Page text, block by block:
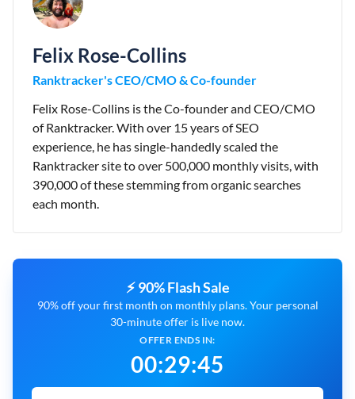
Felix Rose-Collins
Ranktracker's CEO/CMO & Co-founder
Felix Rose-Collins is the Co-founder and CEO/CMO
of Ranktracker. With over 15 years of SEO
experience, he has single-handedly scaled the
Ranktracker site to over 500,000 monthly visits, with
390,000 of these stemming from organic searches
each month.
⚡ 90% Flash Sale
90% off your first month on monthly plans. Your personal
30-minute offer is live now.
OFFER ENDS IN:
00:29:44